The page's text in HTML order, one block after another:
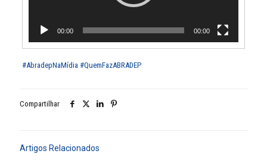
00:00 00:00
#AbradepNaMídia #QuemFazABRADEP
Compartilhar
Artigos Relacionados